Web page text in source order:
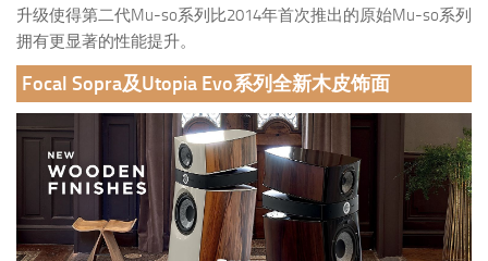
升级使得第二代Mu-so系列比2014年首次推出的原始Mu-so系列
拥有更显著的性能提升。
Focal Sopra及Utopia Evo系列全新木皮饰面